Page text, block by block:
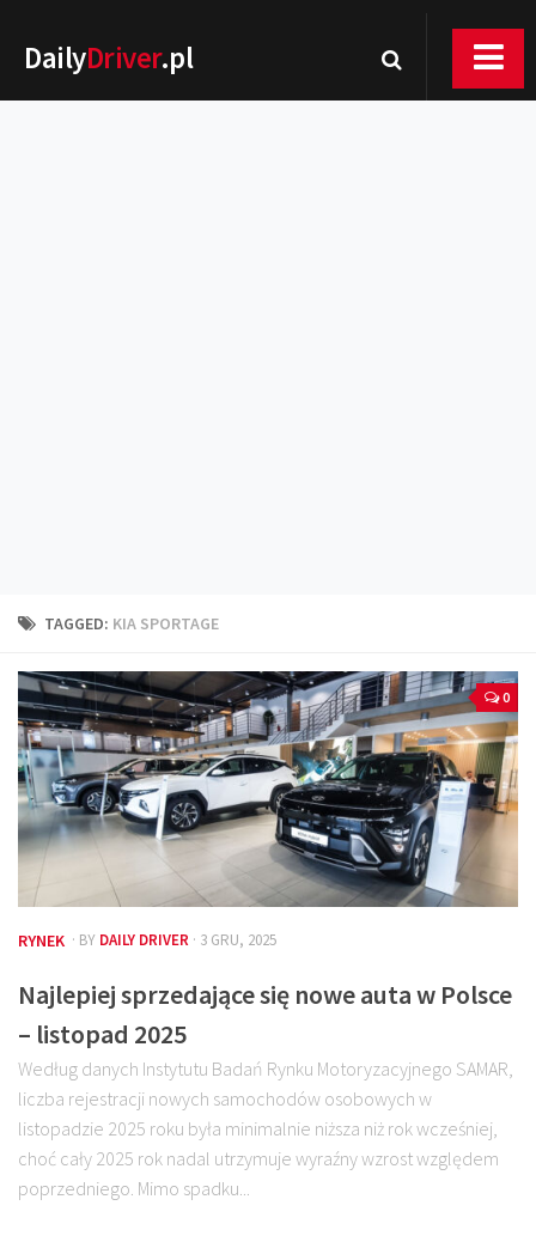
DailyDriver.pl
Technika jazdy
Kalkulatory
Przelicznik mocy
Auto z niemiec
Galerie
TAGGED: KIA SPORTAGE
0
RYNEK · BY DAILY DRIVER · 3 GRU, 2025
Najlepiej sprzedające się nowe auta w Polsce
– listopad 2025
Według danych Instytutu Badań Rynku Motoryzacyjnego SAMAR,
liczba rejestracji nowych samochodów osobowych w
listopadzie 2025 roku była minimalnie niższa niż rok wcześniej,
choć cały 2025 rok nadal utrzymuje wyraźny wzrost względem
poprzedniego. Mimo spadku...